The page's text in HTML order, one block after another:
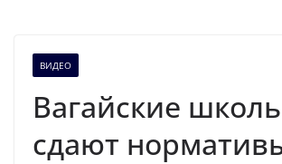
ВИДЕО
Вагайские
сдают